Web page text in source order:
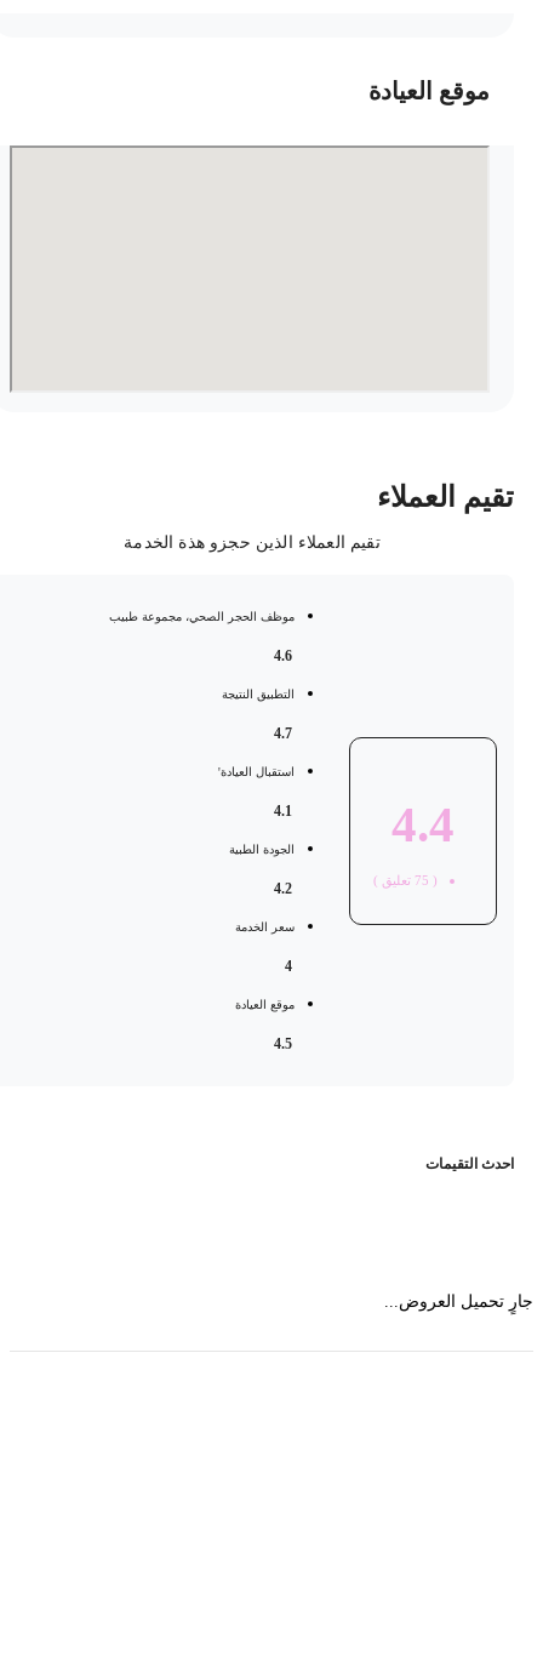
موقع العيادة
العملاء
تقيم العملاء الذين حجزو هذة الخدمة
4.4
75 تعليق )
موظف الحجر الصحي، مجموعة طبيب
التطبيق النتيجة
استقبال العيادة'
الجودة الطبية
سعر الخدمة
موقع العيادة
التقيمات
تحميل العروض...